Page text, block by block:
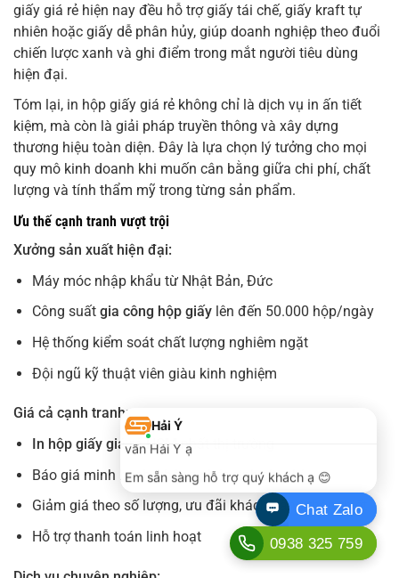
giấy giá rẻ hiện nay đều hỗ trợ giấy tái chế, giấy kraft tự
nhiên hoặc giấy dễ phân hủy, giúp doanh nghiệp theo đuổi
chiến lược xanh và ghi điểm trong mắt người tiêu dùng
hiện đại.
Tóm lại, in hộp giấy giá rẻ không chỉ là dịch vụ in ấn tiết
kiệm, mà còn là giải pháp truyền thông và xây dựng
thương hiệu toàn diện. Đây là lựa chọn lý tưởng cho mọi
quy mô kinh doanh khi muốn cân bằng giữa chi phí, chất
lượng và tính thẩm mỹ trong từng sản phẩm.
Ưu thế cạnh tranh vượt trội
Xưởng sản xuất hiện đại:
Máy móc nhập khẩu từ Nhật Bản, Đức
Công suất gia công hộp giấylên đến 50.000 hộp/ngày
Hệ thống kiểm soát chất lượng nghiêm ngặt
Đội ngũ kỹ thuật viên giàu kinh nghiệm
Giá cả cạnh tranh:
In hộp giấy giá rẻ HCMnhất thị trường
Báo giá minh bạch, không phát sinh chi phí
Giảm giá theo số lượng, ưu đãi khách hàng thân thiết
Hỗ trợ thanh toán linh hoạt